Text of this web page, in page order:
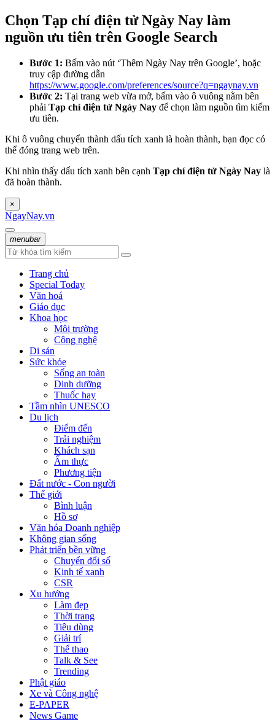
Chọn Tạp chí điện tử Ngày Nay làm
nguồn ưu tiên trên Google Search
Bước 1: Bấm vào nút ‘Thêm Ngày Nay trên Google’, hoặc
truy cập đường dẫn
https://www.google.com/preferences/source?q=ngaynay.vn
Bước 2: Tại trang web vừa mở, bấm vào ô vuông nằm bên
phải Tạp chí điện tử Ngày Nay để chọn làm nguồn tìm kiếm
ưu tiên.
Khi ô vuông chuyển thành dấu tích xanh là hoàn thành, bạn đọc có
thể đóng trang web trên.
Khi nhìn thấy dấu tích xanh bên cạnh Tạp chí điện tử Ngày Nay là
đã hoàn thành.
×
NgayNay.vn
menubar
Trang chủ
Special Today
Văn hoá
Giáo dục
Khoa học
Môi trường
Công nghệ
Di sản
Sức khỏe
Sống an toàn
Dinh dưỡng
Thuốc hay
Tầm nhìn UNESCO
Du lịch
Điểm đến
Trải nghiệm
Khách sạn
Ẩm thực
Phương tiện
Đất nước - Con người
Thế giới
Bình luận
Hồ sơ
Văn hóa Doanh nghiệp
Không gian sống
Phát triển bền vững
Chuyển đổi số
Kinh tế xanh
CSR
Xu hướng
Làm đẹp
Thời trang
Tiêu dùng
Giải trí
Thể thao
Talk & See
Trending
Phật giáo
Xe và Công nghệ
E-PAPER
News Game